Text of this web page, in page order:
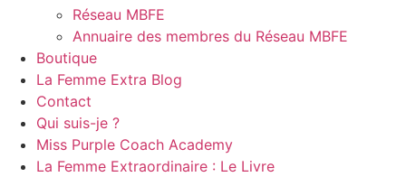
Réseau MBFE
Annuaire des membres du Réseau MBFE
Boutique
La Femme Extra Blog
Contact
Qui suis-je ?
Miss Purple Coach Academy
La Femme Extraordinaire : Le Livre